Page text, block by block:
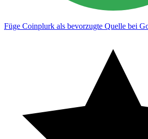
Füge Coinplurk als bevorzugte Quelle bei